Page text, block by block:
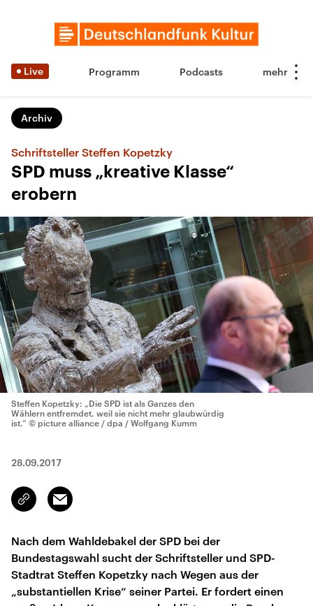
Live Programm Podcasts
Archiv
Schriftsteller Steffen Kopetzky
SPD muss „kreative Klasse“
erobern
Steffen Kopetzky: „Die SPD ist als Ganzes den
Wählern entfremdet, weil sie nicht mehr glaubwürdig
ist.“ © picture alliance / dpa / Wolfgang Kumm
28.09.2017
Link
kopieren/teilen
Email
Nach dem Wahldebakel der SPD bei der
Bundestagswahl sucht der Schriftsteller und SPD-
Stadtrat Steffen Kopetzky nach Wegen aus der
„substantiellen Krise“ seiner Partei. Er fordert einen